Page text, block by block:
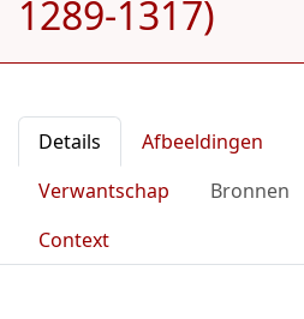
1289-1317)
Details Afbeeldingen
Verwantschap
Bronnen
Context